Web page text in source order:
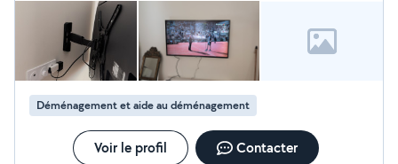
Déménagement et aide au déménagement
Voir le profil Contacter